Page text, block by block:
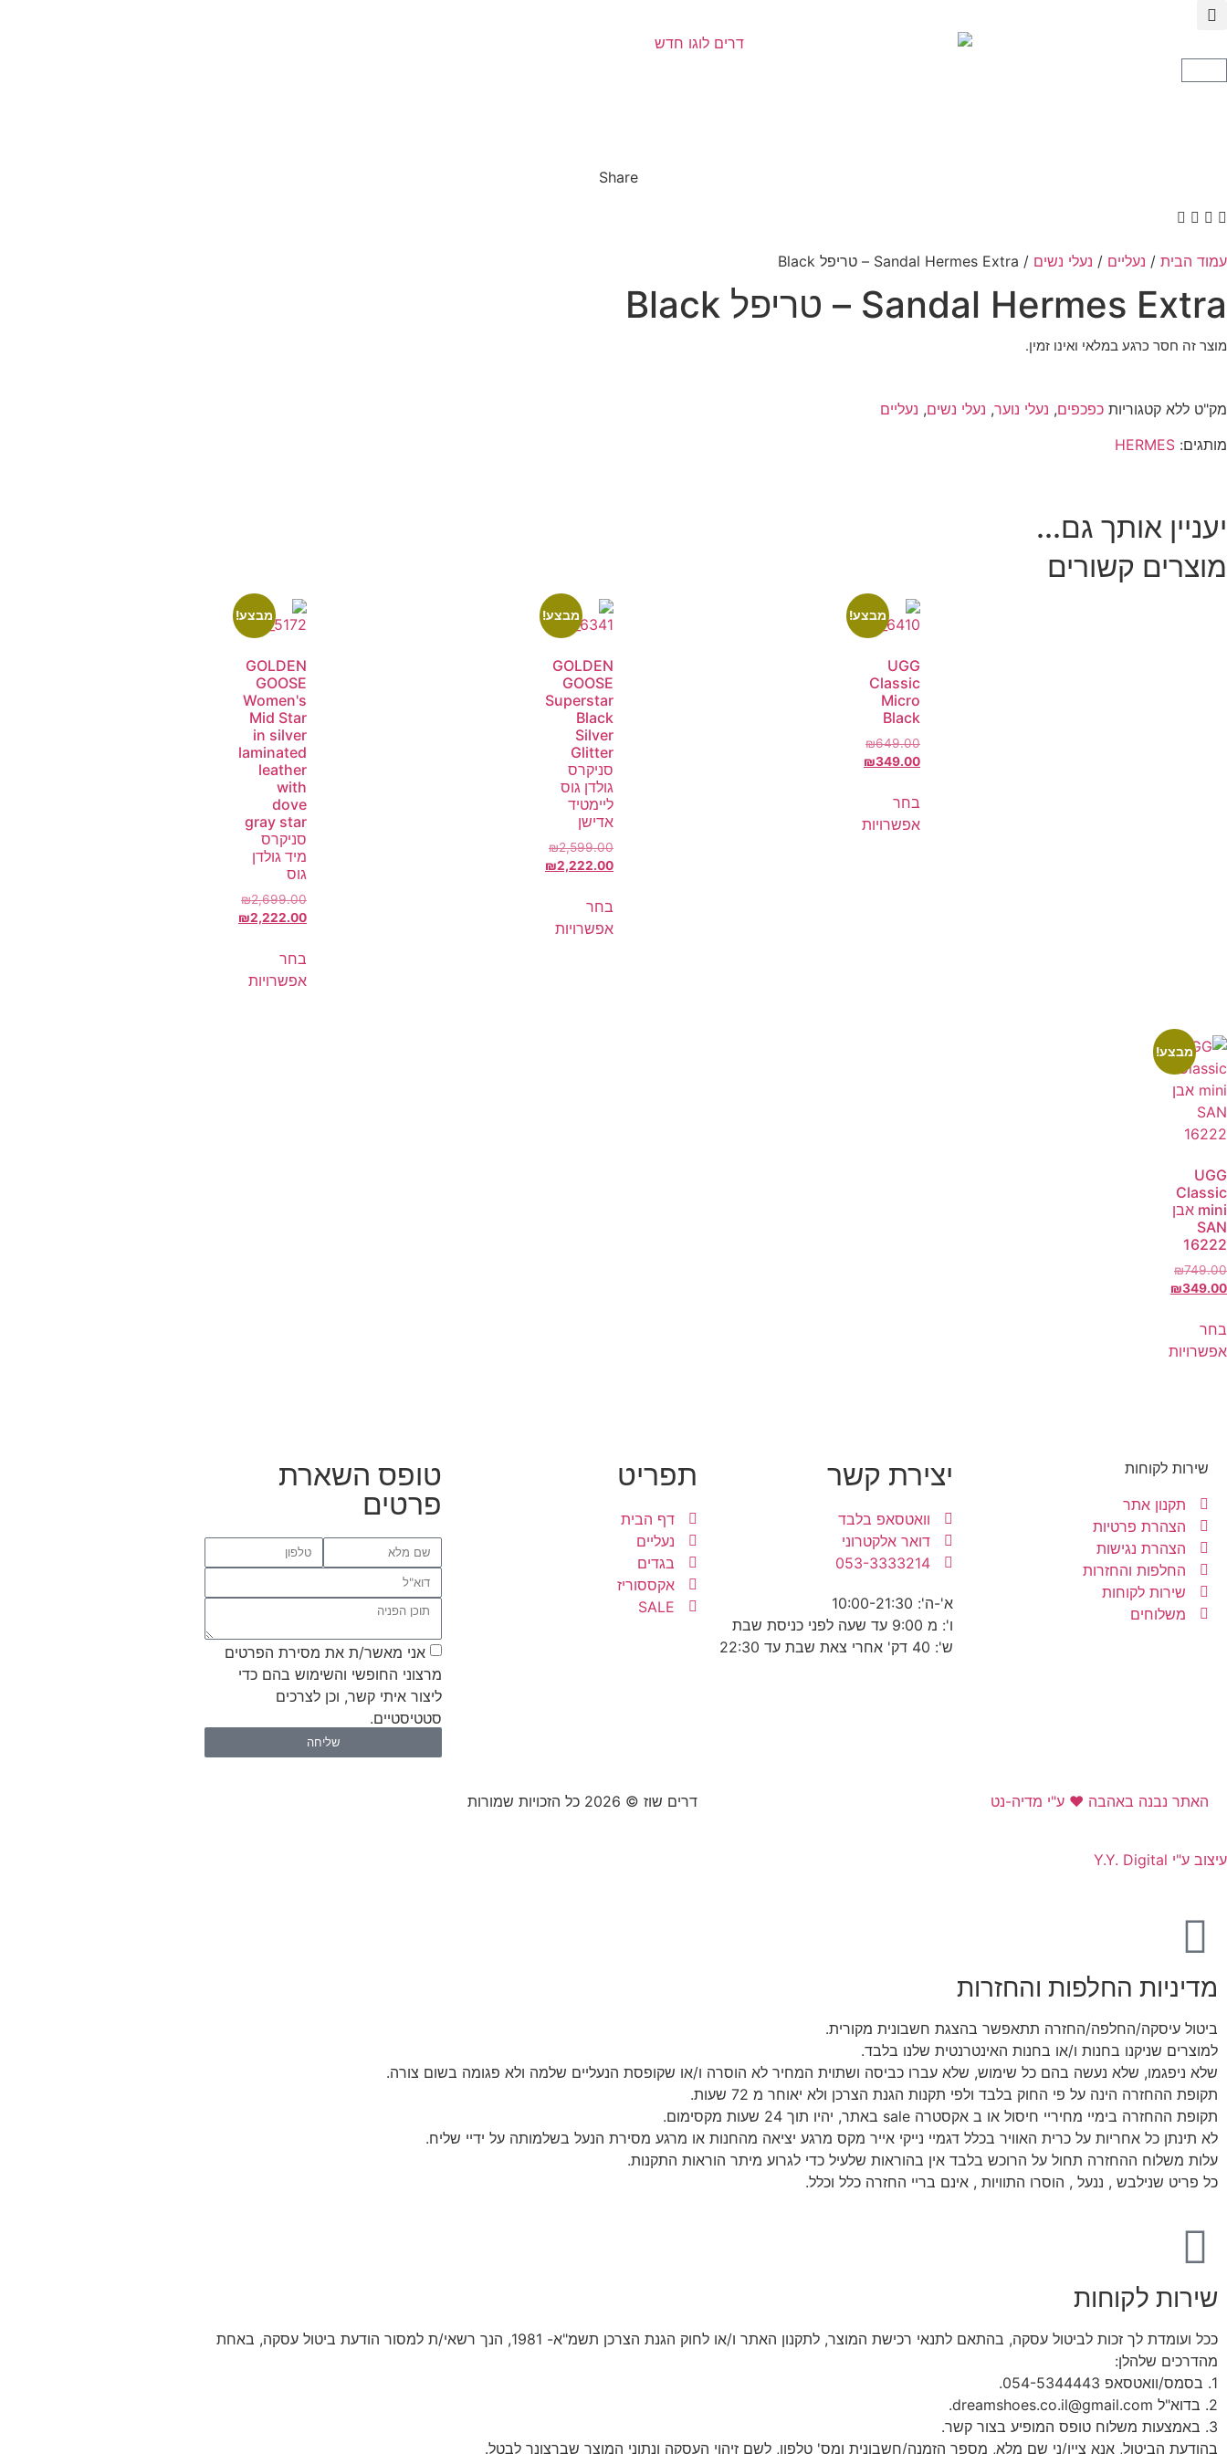
Share
עמוד הבית / נעליים / נעלי נשים / Sandal Hermes Extra – טריפל Black
Sandal Hermes Extra – טריפל Black
מוצר זה חסר כרגע במלאי ואינו זמין.
מק"ט ללא קטגוריות כפכפים, נעלי נוער, נעלי נשים, נעליים
מותגים: HERMES
יעניין אותך גם...
מוצרים קשורים
מבצע!
UGG
Classic
Micro
Black
₪649.00
₪349.00
בחר
אפשרויות
מבצע!
GOLDEN
GOOSE
Superstar
Black
Silver
Glitter
סניקרס
גולדן גוס
ליימטיד
אדישן
₪2,599.00
₪2,222.00
בחר
אפשרויות
מבצע!
GOLDEN
GOOSE
Women's
Mid Star
in silver
laminated
leather
with
dove
gray star
סניקרס
מיד גולדן
גוס
₪2,699.00
₪2,222.00
בחר
אפשרויות
מבצע!
UGG
Classic
mini אבן
SAN
16222
₪749.00
₪349.00
בחר
אפשרויות
שירות לקוחות
תקנון אתר
הצהרת פרטיות
הצהרת נגישות
החלפות והחזרות
שירות לקוחות
משלוחים
יצירת קשר
וואטסאפ בלבד
דואר אלקטרוני
053-3333214
א'-ה': 10:00-21:30
ו': מ 9:00 עד שעה לפני כניסת שבת
ש': 40 דק' אחרי צאת שבת עד 22:30
תפריט
דף הבית
נעליים
בגדים
אקססוריז
SALE
טופס השארת
פרטים
אני מאשר/ת את מסירת הפרטים
מרצוני החופשי והשימוש בהם כדי
ליצור איתי קשר, וכן לצרכים
סטטיסטיים.
שליחה
האתר נבנה באהבה ❤ ע"י מדיה-נט​ דרים שוז © 2026 כל הזכויות שמורות
עיצוב ע"י Y.Y. Digital
מדיניות החלפות והחזרות
ביטול עיסקה/החלפה/החזרה תתאפשר בהצגת חשבונית מקורית.
למוצרים שניקנו בחנות ו/או בחנות האינטרנטית שלנו בלבד.
שלא ניפגמו, שלא נעשה בהם כל שימוש, שלא עברו כביסה ושתוית המחיר לא הוסרה ו/או שקופסת הנעליים שלמה ולא פגומה בשום צורה.
תקופת ההחזרה הינה על פי החוק בלבד ולפי תקנות הגנת הצרכן ולא יאוחר מ 72 שעות.
תקופת ההחזרה בימיי מחיריי חיסול או ב אקסטרה sale באתר, יהיו תוך 24 שעות מקסימום.
לא תינתן כל אחריות על כרית האוויר בכלל דגמיי נייקי אייר מקס מרגע יציאה מהחנות או מרגע מסירת הנעל בשלמותה על ידיי שליח.
עלות משלוח ההחזרה תחול על הרוכש בלבד אין בהוראות שלעיל כדי לגרוע מיתר הוראות התקנות.
כל פריט שנילבש , ננעל , הוסרו התוויות , אינם בריי החזרה כלל וכלל.
שירות לקוחות
ככל ועומדת לך זכות לביטול עסקה, בהתאם לתנאי רכישת המוצר, לתקנון האתר ו/או לחוק הגנת הצרכן תשמ"א- 1981, הנך רשאי/ת למסור הודעת ביטול עסקה, באחת
מהדרכים שלהלן:
1. בסמס/וואטסאפ 054-5344443.
2. בדוא"ל dreamshoes.co.il@gmail.com.
3. באמצעות משלוח טופס המופיע בצור קשר.
בהודעת הביטול, אנא ציין/ני שם מלא, מספר הזמנה/חשבונית ומס' טלפון, לשם זיהוי העסקה ונתוני המוצר שברצונך לבטל.